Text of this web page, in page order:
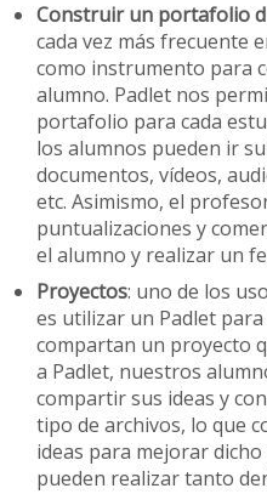
Construir un portafolio
cada vez más frecuente
como instrumento para
alumno. Padlet nos
portafolio para cada
los alumnos pueden ir
documentos, vídeos,
etc. Asimismo, el
puntualizaciones y
el alumno y realizar un
Proyectos: uno de los
es utilizar un Padlet
compartan un proyecto
a Padlet, nuestros
compartir sus ideas y
tipo de archivos, lo que
ideas para mejorar
pueden realizar tanto